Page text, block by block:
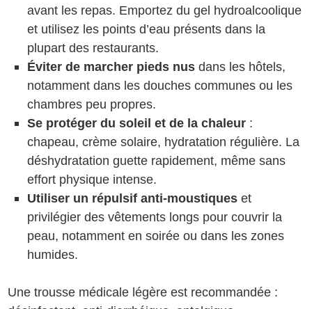
avant les repas. Emportez du gel hydroalcoolique
et utilisez les points d’eau présents dans la
plupart des restaurants.
Éviter de marcher pieds nusdans les hôtels,
notamment dans les douches communes ou les
chambres peu propres.
Se protéger du soleil et de la chaleur:
chapeau, crème solaire, hydratation régulière. La
déshydratation guette rapidement, même sans
effort physique intense.
Utiliser un répulsif anti-moustiqueset
privilégier des vêtements longs pour couvrir la
peau, notamment en soirée ou dans les zones
humides.
Une trousse médicale légère est recommandée :